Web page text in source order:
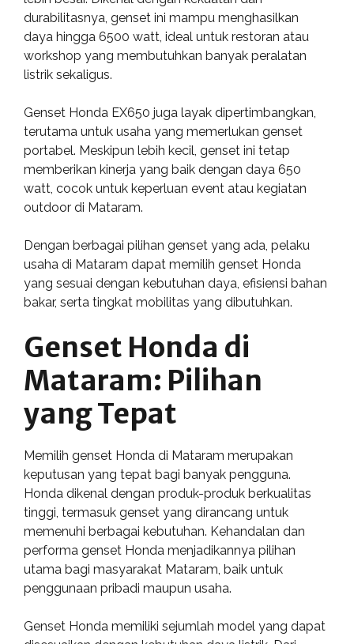
durabilitasnya, genset ini mampu menghasilkan
daya hingga 6500 watt, ideal untuk restoran atau
workshop yang membutuhkan banyak peralatan
listrik sekaligus.
Genset Honda EX650 juga layak dipertimbangkan,
terutama untuk usaha yang memerlukan genset
portabel. Meskipun lebih kecil, genset ini tetap
memberikan kinerja yang baik dengan daya 650
watt, cocok untuk keperluan event atau kegiatan
outdoor di Mataram.
Dengan berbagai pilihan genset yang ada, pelaku
usaha di Mataram dapat memilih genset Honda
yang sesuai dengan kebutuhan daya, efisiensi bahan
bakar, serta tingkat mobilitas yang dibutuhkan.
Genset Honda di
Mataram: Pilihan
yang Tepat
Memilih genset Honda di Mataram merupakan
keputusan yang tepat bagi banyak pengguna.
Honda dikenal dengan produk-produk berkualitas
tinggi, termasuk genset yang dirancang untuk
memenuhi berbagai kebutuhan. Kehandalan dan
performa genset Honda menjadikannya pilihan
utama bagi masyarakat Mataram, baik untuk
penggunaan pribadi maupun usaha.
Genset Honda memiliki sejumlah model yang dapat